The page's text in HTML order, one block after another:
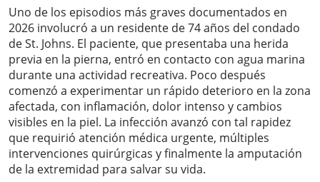
Uno de los episodios más graves documentados en
2026 involucró a un residente de 74 años del condado
de St. Johns. El paciente, que presentaba una herida
previa en la pierna, entró en contacto con agua marina
durante una actividad recreativa. Poco después
comenzó a experimentar un rápido deterioro en la zona
afectada, con inflamación, dolor intenso y cambios
visibles en la piel. La infección avanzó con tal rapidez
que requirió atención médica urgente, múltiples
intervenciones quirúrgicas y finalmente la amputación
de la extremidad para salvar su vida.